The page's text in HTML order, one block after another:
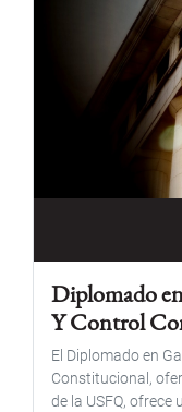
Diplomado
Y Control
El Diplomado en
Constitucional,
de la USFQ, ofrece